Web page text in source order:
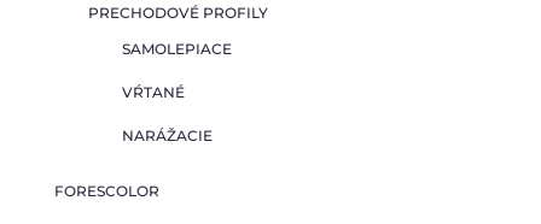
PRECHODOVÉ PROFILY
SAMOLEPIACE
VŔTANÉ
NARÁŽACIE
FORESCOLOR